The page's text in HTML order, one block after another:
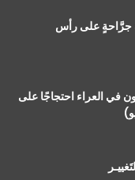
جرَّاحةٍ على رأس
في العراء احتجاجًا على